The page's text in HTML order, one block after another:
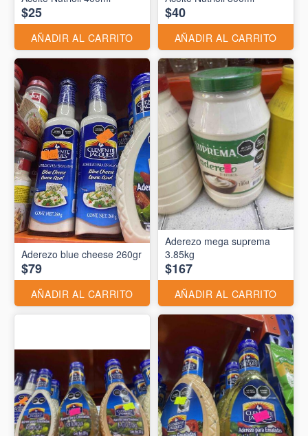
$25
AÑADIR AL CARRITO
$40
AÑADIR AL CARRITO
Aderezo blue cheese 260gr
$79
AÑADIR AL CARRITO
Aderezo mega suprema
3.85kg
$167
AÑADIR AL CARRITO